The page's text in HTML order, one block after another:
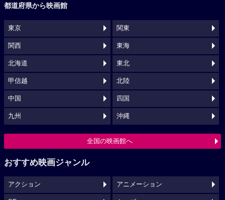
都道府県から映画館
東京 関東
関西 東海
北海道 東北
甲信越 北陸
中国 四国
九州 沖縄
全国の映画館へ
おすすめ映画ジャンル
アクション アニメーション